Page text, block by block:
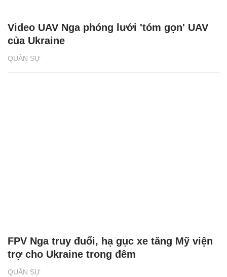
QUÂN SỰ
Video UAV Nga phóng lưới 'tóm gọn' UAV
của Ukraine
QUÂN SỰ
FPV Nga truy đuổi, hạ gục xe tăng Mỹ viện
trợ cho Ukraine trong đêm